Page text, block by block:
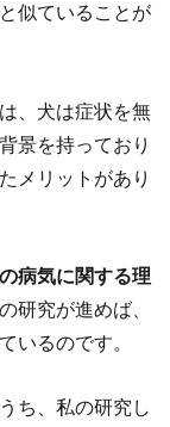
似ていることが
、犬は症状を無
景を持っており
メリットがあり
病気に関する理
研究が進めば、
いるのです。
ち、私の研究し